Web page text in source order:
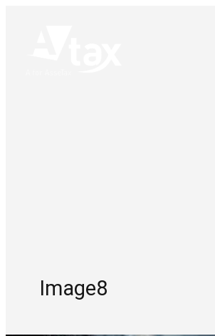
Image8